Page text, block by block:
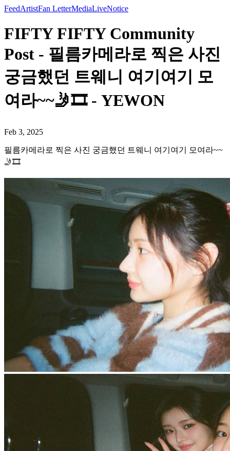
FeedArtistFan LetterMediaLiveNotice
FIFTY FIFTY Community
Post - 필름카메라로 찍은 사진
궁금했던 트웨니 여기여기 모
여라~~🤳🎞️ - YEWON
Feb 3, 2025
필름카메라로 찍은 사진 궁금했던 트웨니 여기여기 모여라~~
🤳🎞️